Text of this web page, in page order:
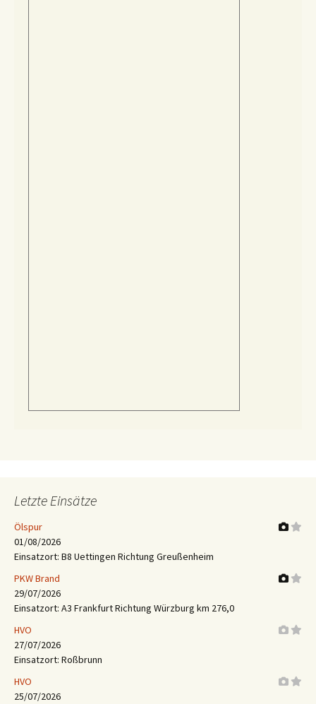
Letzte Einsätze
Ölspur
01/08/2026
Einsatzort: B8 Uettingen Richtung Greußenheim
PKW Brand
29/07/2026
Einsatzort: A3 Frankfurt Richtung Würzburg km 276,0
HVO
27/07/2026
Einsatzort: Roßbrunn
HVO
25/07/2026